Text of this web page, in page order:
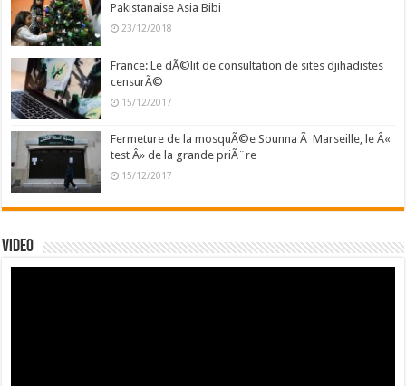
Pakistanaise Asia Bibi
23/12/2018
France: Le dÃ©lit de consultation de sites djihadistes
censurÃ©
15/12/2017
Fermeture de la mosquÃ©e Sounna Ã Marseille, le Â«
test Â» de la grande priÃ¨re
15/12/2017
Video